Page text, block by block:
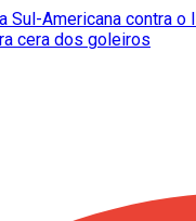
Sul-Americana contra
cera dos goleiros